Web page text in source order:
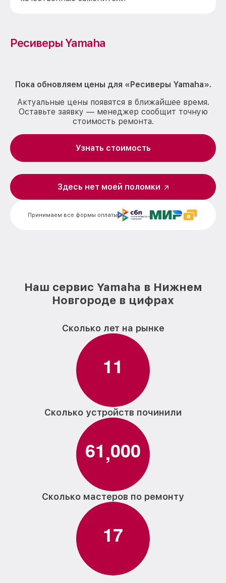
Ресиверы Yamaha
Пока обновляем цены для «Ресиверы Yamaha».
Актуальные цены появятся в ближайшее время.
Оставьте заявку — менеджер сообщит точную
стоимость ремонта.
Узнать стоимость
Принимаем все формы оплаты
Здесь нет моей поломки
Наш сервис Yamaha в Нижнем
Новгороде в цифрах
Сколько лет на рынке
11
Сколько устройств починили
61,000
Сколько мастеров по ремонту
17